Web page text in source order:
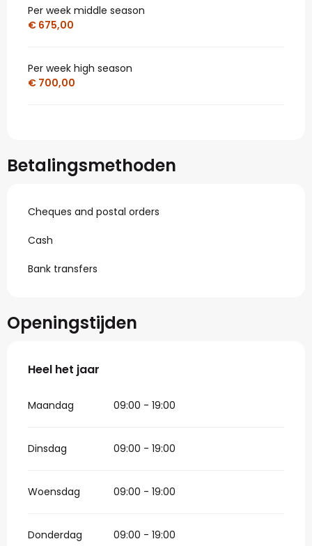
Per week middle season
€ 675,00
Per week high season
€ 700,00
Betalingsmethoden
Cheques and postal orders
Cash
Bank transfers
Openingstijden
Heel het jaar
Heel het jaar
Maandag 09:00 - 19:00
Dinsdag 09:00 - 19:00
Woensdag 09:00 - 19:00
Donderdag 09:00 - 19:00